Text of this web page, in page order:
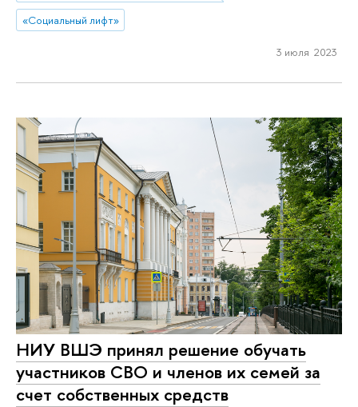
«Социальный лифт»
3 июля 2023
НИУ ВШЭ принял решение обучать
участников СВО и членов их семей за
счет собственных средств